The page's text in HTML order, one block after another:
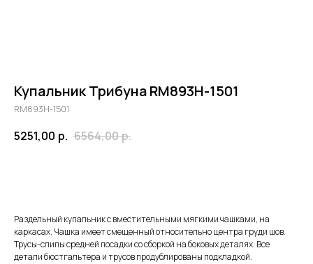
Купальник Трибуна RM893H-1501
RM893H-1501
5251,00 р. 6564,00р.
Раздельный купальник с вместительными мягкими чашками, на
каркасах. Чашка имеет смещенный относительно центра груди шов.
Трусы-слипы средней посадки со сборкой на боковых деталях. Все
детали бюстгальтера и трусов продублированы подкладкой.